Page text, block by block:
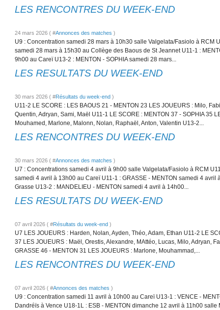
LES RENCONTRES DU WEEK-END
24 mars 2026 ( #Annonces des matches )
U9 : Concentration samedi 28 mars à 10h30 salle Valgelata/Fasiolo à RCM
samedi 28 mars à 15h30 au Collège des Baous de St Jeannet U11-1 :
9h00 au Careï U13-2 : MENTON - SOPHIA samedi 28 mars...
LES RESULTATS DU WEEK-END
30 mars 2026 ( #Résultats du week-end )
U11-2 LE SCORE : LES BAOUS 21 - MENTON 23 LES JOUEURS : Milo,
Quentin, Adryan, Sami, Maël U11-1 LE SCORE : MENTON 37 - SOPHIA 35
Mouhamed, Marlone, Malonn, Nolan, Raphaël, Anton, Valentin U13-2...
LES RENCONTRES DU WEEK-END
30 mars 2026 ( #Annonces des matches )
U7 : Concentrations samedi 4 avril à 9h00 salle Valgelata/Fasiolo à RCM
samedi 4 avril à 13h00 au Careï U11-1 : GRASSE - MENTON samedi 4 avril
Grasse U13-2 : MANDELIEU - MENTON samedi 4 avril à 14h00...
LES RESULTATS DU WEEK-END
07 avril 2026 ( #Résultats du week-end )
U7 LES JOUEURS : Harden, Nolan, Ayden, Théo, Adam, Ethan U11-2 LE
37 LES JOUEURS : Maël, Orestis, Alexandre, MAttéo, Lucas, Milo, Adryan,
GRASSE 46 - MENTON 31 LES JOUEURS : Marlone, Mouhammad,...
LES RENCONTRES DU WEEK-END
07 avril 2026 ( #Annonces des matches )
U9 : Concentration samedi 11 avril à 10h00 au Careï U13-1 : VENCE -
Dandréïs à Vence U18-1L : ESB - MENTON dimanche 12 avril à 11h00 salle